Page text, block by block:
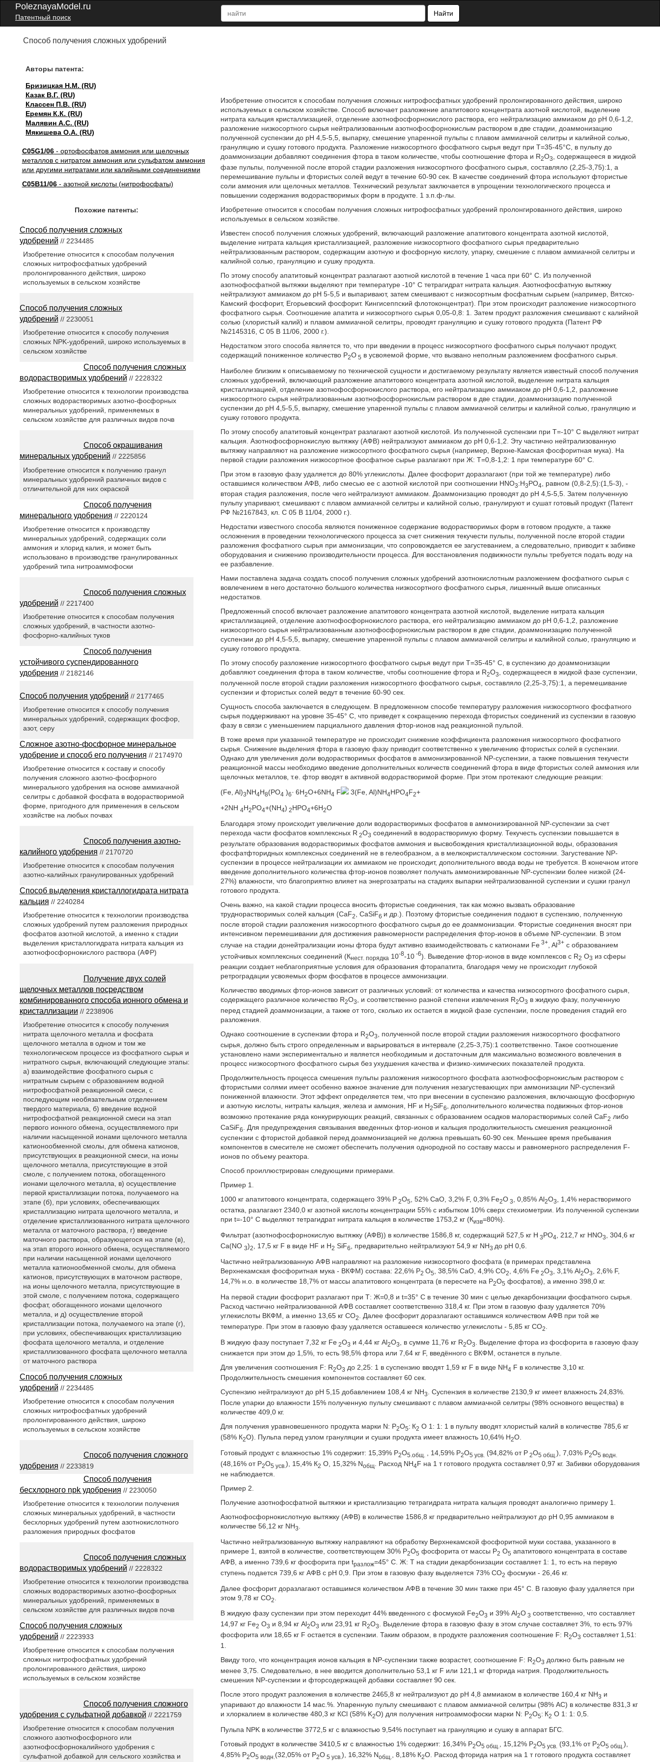
PoleznayaModel.ru
Патентный поиск
Найти
Способ получения сложных удобрений
Авторы патента:
Бризицкая Н.М. (RU)
Казак В.Г. (RU)
Классен П.В. (RU)
Еремян К.К. (RU)
Малявин А.С. (RU)
Мякишева О.А. (RU)
C05G1/06- ортофосфатов аммония или щелочных
металлов с нитратом аммония или сульфатом аммония
или другими нитратами или калийными соединениями
C05B11/06- азотной кислоты (нитрофосфаты)
Изобретение относится к способам получения сложных нитрофосфатных удобрений пролонгированного действия, широко
используемых в сельском хозяйстве. Способ включает разложение апатитового концентрата азотной кислотой, выделение
нитрата кальция кристаллизацией, отделение азотнофосфорнокислого раствора, его нейтрализацию аммиаком до рН 0,6-1,2,
разложение низкосортного сырья нейтрализованным азотнофосфорнокислым раствором в две стадии, доаммонизацию
полученной суспензии до рН 4,5-5,5, выпарку, смешение упаренной пульпы с плавом аммиачной селитры и калийной солью,
грануляцию и сушку готового продукта. Разложение низкосортного фосфатного сырья ведут при Т=35-45°С, в пульпу до
доаммонизации добавляют соединения фтора в таком количестве, чтобы соотношение фтора и R2О3
, содержащееся в жидкой
фазе пульпы, полученной после второй стадии разложения низкосортного фосфатного сырья, составляло (2,25-3,75):1, а
перемешивание пульпы и фтористых солей ведут в течение 60-90 сек. В качестве соединений фтора используют фтористые
соли аммония или щелочных металлов. Технический результат заключается в упрощении технологического процесса и
повышении содержания водорастворимых форм в продукте. 1 з.п.ф-лы.
Изобретение относится к способам получения сложных нитрофосфатных удобрений пролонгированного действия, широко
используемых в сельском хозяйстве.
Известен способ получения сложных удобрений, включающий разложение апатитового концентрата азотной кислотой,
выделение нитрата кальция кристаллизацией, разложение низкосортного фосфатного сырья предварительно
нейтрализованным раствором, содержащим азотную и фосфорную кислоту, упарку, смешение с плавом аммиачной селитры и
калийной солью, грануляцию и сушку продукта.
По этому способу апатитовый концентрат разлагают азотной кислотой в течение 1 часа при 60° С. Из полученной
азотнофосфатной вытяжки выделяют при температуре -10° С тетрагидрат нитрата кальция. Азотнофосфатную вытяжку
нейтрализуют аммиаком до рН 5-5,5 и выпаривают, затем смешивают с низкосортным фосфатным сырьем (например, Вятско-
Камский фосфорит, Егорьевский фосфорит. Кингисеппский флотоконцентрат). При этом происходит разложение низкосортного
фосфатного сырья. Соотношение апатита и низкосортного сырья 0,05-0,8: 1. Затем продукт разложения смешивают с калийной
солью (хлористый калий) и плавом аммиачной селитры, проводят грануляцию и сушку готового продукта (Патент РФ
№2145316, С 05 В 11/06, 2000 г.).
Недостатком этого способа является то, что при введении в процесс низкосортного фосфатного сырья получают продукт,
содержащий пониженное количество Р2О 5 в усвояемой форме, что вызвано неполным разложением фосфатного сырья.
Наиболее близким к описываемому по технической сущности и достигаемому результату является известный способ получения
сложных удобрений, включающий разложение апатитового концентрата азотной кислотой, выделение нитрата кальция
кристаллизацией, отделение азотнофосфорнокислого раствора, его нейтрализацию аммиаком до рН 0,6-1,2, разложение
низкосортного сырья нейтрализованным азотнофосфорнокислым раствором в две стадии, доаммонизацию полученной
суспензии до рН 4,5-5,5, выпарку, смешение упаренной пульпы с плавом аммиачной селитры и калийной солью, грануляцию и
сушку готового продукта.
По этому способу апатитовый концентрат разлагают азотной кислотой. Из полученной суспензии при Т=-10° С выделяют нитрат
кальция. Азотнофосфорнокислую вытяжку (АФВ) нейтрализуют аммиаком до рН 0,6-1,2. Эту частично нейтрализованную
вытяжку направляют на разложение низкосортного фосфатного сырья (например, Верхне-Камская фосфоритная мука). На
первой стадии разложения низкосортное фосфатное сырье разлагают при Ж: Т=0,8-1,2: 1 при температуре 60° С.
При этом в газовую фазу удаляется до 80% углекислоты. Далее фосфорит доразлагают (при той же температуре) либо
оставшимся количеством АФВ, либо смесью ее с азотной кислотой при соотношении НNO3:Н3РO4
, равном (0,8-2,5):(1,5-3), -
вторая стадия разложения, после чего нейтрализуют аммиаком. Доаммонизацию проводят до рН 4,5-5,5. Затем полученную
пульпу упаривают, смешивают с плавом аммиачной селитры и калийной солью, гранулируют и сушат готовый продукт (Патент
РФ №2167843, кл. С 05 В 11/04, 2000 г.).
Недостатки известного способа являются пониженное содержание водорастворимых форм в готовом продукте, а также
осложнения в проведении технологического процесса за счет снижения текучести пульпы, полученной после второй стадии
разложения фосфатного сырья при аммонизации, что сопровождается ее загустеванием, а следовательно, приводит к забивке
оборудования и снижению производительности процесса. Для восстановления подвижности пульпы требуется подать воду на
ее разбавление.
Нами поставлена задача создать способ получения сложных удобрений азотнокислотным разложением фосфатного сырья с
вовлечением в него достаточно большого количества низкосортного фосфатного сырья, лишенный выше описанных
недостатков.
Предложенный способ включает разложение апатитового концентрата азотной кислотой, выделение нитрата кальция
кристаллизацией, отделение азотнофосфорнокислого раствора, его нейтрализацию аммиаком до рН 0,6-1,2, разложение
низкосортного сырья нейтрализованным азотнофосфорнокислым раствором в две стадии, доаммонизацию полученной
суспензии до рН 4,5-5,5, выпарку, смешение упаренной пульпы с плавом аммиачной селитры и калийной солью, грануляцию и
сушку готового продукта.
По этому способу разложение низкосортного фосфатного сырья ведут при Т=35-45° С, в суспензию до доаммонизации
добавляют соединения фтора в таком количестве, чтобы соотношение фтора и R2О3, содержащееся в жидкой фазе суспензии,
полученной после второй стадии разложения низкосортного фосфатного сырья, составляло (2,25-3,75):1, а перемешивание
суспензии и фтористых солей ведут в течение 60-90 сек.
Сущность способа заключается в следующем. В предложенном способе температуру разложения низкосортного фосфатного
сырья поддерживают на уровне 35-45° С, что приведет к сокращению перехода фтористых соединений из суспензии в газовую
фазу в связи с уменьшением парциального давления фтор-ионов над реакционной пульпой.
В тоже время при указанной температуре не происходит снижение коэффициента разложения низкосортного фосфатного
сырья. Снижение выделения фтора в газовую фазу приводит соответственно к увеличению фтористых солей в суспензии.
Однако для увеличения доли водорастворимых фосфатов в аммонизированной NP-суспензии, а также повышения текучести
реакционной массы необходимо введение дополнительных количеств соединений фтора в виде фтористых солей аммония или
щелочных металлов, т.е. фтор вводят в активной водорастворимой форме. При этом протекают следующие реакции:
(Fe, Al)3NH4H8(PO4 )6· 6H2O+6NH4 F 3(Fe, Al)NH4HPO4F2+
+2NH 4H2PO4+(NH4) 2HPO4+6H2O
Благодаря этому происходит увеличение доли водорастворимых фосфатов в аммонизированной NP-суспензии за счет
перехода части фосфатов комплексных R 2O3 соединений в водорастворимую форму. Текучесть суспензии повышается в
результате образования водорастворимых фосфатов аммония и высвобождения кристаллизационной воды, образования
фосфатфторидных комплексных соединений не в гелеобразном, а в мелкокристаллическом состоянии. Загустевание NP-
суспензии в процессе нейтрализации их аммиаком не происходит, дополнительного ввода воды не требуется. В конечном итоге
введение дополнительного количества фтор-ионов позволяет получать аммонизированные NP-суспензии более низкой (24-
27%) влажности, что благоприятно влияет на энергозатраты на стадиях выпарки нейтрализованной суспензии и сушки гранул
готового продукта.
Очень важно, на какой стадии процесса вносить фтористые соединения, так как можно вызвать образование
труднорастворимых солей кальция (CaF2 , СаSiF6 и др.). Поэтому фтористые соединения подают в суспензию, полученную
после второй стадии разложения низкосортного фосфатного сырья до ее доаммонизации. Фтористые соединения вносят при
интенсивном перемешивании для достижения равномерности распределения фтор-ионов в объеме NP-суспензии. В этом
случае на стадии донейтрализации ионы фтора будут активно взаимодействовать с катионами Fe 3+ , Al3+ с образованием
устойчивых комплексных соединений (Кнест. порядка 10-8-10 -6). Выведение фтор-ионов в виде комплексов с R2 О3 из сферы
реакции создает неблагоприятные условия для образования фторапатита, благодаря чему не происходит глубокой
ретроградации усвояемых форм фосфатов в процессе аммонизации.
Количество вводимых фтор-ионов зависит от различных условий: от количества и качества низкосортного фосфатного сырья,
содержащего различное количество R2О3, и соответственно разной степени извлечения R2О3 в жидкую фазу, полученную
перед стадией доаммонизации, а также от того, сколько их остается в жидкой фазе суспензии, после проведения стадий его
разложения.
Однако соотношение в суспензии фтора и R2О3, полученной после второй стадии разложения низкосортного фосфатного
сырья, должно быть строго определенным и варьироваться в интервале (2,25-3,75):1 соответственно. Такое соотношение
установлено нами экспериментально и является необходимым и достаточным для максимально возможного вовлечения в
процесс низкосортного фосфатного сырья без ухудшения качества и физико-химических показателей продукта.
Продолжительность процесса смешения пульпы разложения низкосортного фосфата азотнофосфорнокислым раствором с
фтористыми солями имеет особенно важное значение для получения незагустевающих при аммонизации NP-суспензий
пониженной влажности. Этот эффект определяется тем, что при внесении в суспензию разложения, включающую фосфорную
и азотную кислоты, нитраты кальция, железа и аммония, HF и H2SiF6
, дополнительного количества подвижных фтор-ионов
возможно протекание ряда конкурирующих реакций, связанных с образованием осадков малорастворимых солей CaF2 либо
CaSiF6
. Для предупреждения связывания введенных фтор-ионов и кальция продолжительность смешения реакционной
суспензии с фтористой добавкой перед доаммонизацией не должна превышать 60-90 сек. Меньшее время пребывания
компонентов в смесителе не сможет обеспечить получения однородной по составу массы и равномерного распределения F-
ионов по объему реактора.
Способ проиллюстрирован следующими примерами.
Пример 1.
1000 кг апатитового концентрата, содержащего 39% Р 2О5, 52% СаО, 3,2% F, 0,3% Fе2O 3, 0,85% Аl2O3, 1,4% нерастворимого
остатка, разлагают 2340,0 кг азотной кислоты концентрации 55% с избытком 10% сверх стехиометрии. Из полученной суспензии
при t=-10° С выделяют тетрагидрат нитрата кальция в количестве 1753,2 кг (Кизв=80%).
Фильтрат (азотнофосфорнокислую вытяжку (АФВ)) в количестве 1586,8 кг, содержащий 527,5 кг Н 3РO4 , 212,7 кг НNО3
, 304,6 кг
Са(NО3)2 , 17,5 кг F в виде HF и H2 SiF6 , предварительно нейтрализуют 54,9 кг NН3до рН 0,6.
Частично нейтрализованную АФВ направляют на разложение низкосортного фосфата (в примерах представлена
Верхнекамская фосфоритная мука - ВКФМ) состава: 22,6% Р2O5 , 38,5% СаО, 4,9% СO2 , 4,6% Fe 2О3 , 3,1% Аl2О3
, 2,6% F,
14,7% н.о. в количестве 18,7% от массы апатитового концентрата (в пересчете на Р2O5 фосфатов), а именно 398,0 кг.
На первой стадии фосфорит разлагают при Т: Ж=0,8 и t=35° С в течение 30 мин с целью декарбонизации фосфатного сырья.
Расход частично нейтрализованной АФВ составляет соответственно 318,4 кг. При этом в газовую фазу удаляется 70%
углекислоты ВКФМ, а именно 13,65 кг СO2. Далее фосфорит доразлагают оставшимся количеством АФВ при той же
температуре. При этом в газовую фазу удаляется оставшееся количество углекислоты - 5,85 кг СО2
В жидкую фазу поступает 7,32 кг Fе 2О3 и 4,44 кг Аl2О3 , в сумме 11,76 кг R2О3
. Выделение фтора из фосфорита в газовую фазу
снижается при этом до 1,5%, то есть 98,5% фтора или 7,64 кг F, введённого с ВКФМ, останется в пульпе.
Для увеличения соотношения F: R2О3 до 2,25: 1 в суспензию вводят 1,59 кг F в виде NH4 F в количестве 3,10 кг.
Продолжительность смешения компонентов составляет 60 сек.
Суспензию нейтрализуют до рН 5,15 добавлением 108,4 кг NН3. Суспензия в количестве 2130,9 кг имеет влажность 24,83%.
После упарки до влажности 15% полученную пульпу смешивают с плавом аммиачной селитры (98% основного вещества) в
количестве 409,0 кг.
Для получения уравновешенного продукта марки N: Р2O5: К2 О 1: 1: 1 в пульпу вводят хлористый калий в количестве 785,6 кг
(58% К2О). Пульпа перед узлом грануляции и сушки продукта имеет влажность 10,64% Н2О.
Готовый продукт с влажностью 1% содержит: 15,39% Р2О5.общ. , 14,59% P2O5 усв. (94,82% от Р 2О5 общ.), 7,03% Р2О5 водн.
(48,16% от Р2О5 усв. ), 15,4% К2 О, 15,32% Nобщ . Расход NH4F на 1 т готового продукта составляет 0,97 кг. Забивки оборудования
не наблюдается.
Пример 2.
Получение азотнофосфатной вытяжки и кристаллизацию тетрагидрата нитрата кальция проводят аналогично примеру 1.
Азотнофосфорнокислотную вытяжку (АФВ) в количестве 1586,8 кг предварительно нейтрализуют до рН 0,95 аммиаком в
количестве 56,12 кг NН3.
Частично нейтрализованную вытяжку направляют на обработку Верхнекамской фосфоритной муки состава, указанного в
примере 1, взятой в количестве, соответствующем 30% Р2O5 фосфорита от массы Р2 O5 апатитового концентрата в составе
АФВ, а именно 739,6 кг фосфорита при tразлож=45° С. Ж: Т на стадии декарбонизации составляет 1: 1, то есть на первую
ступень подается 739,6 кг АФВ с рН 0,9. При этом в газовую фазу выделяется 73% СО2 фосмуки - 26,46 кг.
Далее фосфорит доразлагают оставшимся количеством АФВ в течение 30 мин также при 45° С. В газовую фазу удаляется при
этом 9,78 кг СО2
В жидкую фазу суспензии при этом переходит 44% введенного с фосмукой Fе2O3 и 39% Аl2O 3 соответственно, что составляет
14,97 кг Fе2 O3 и 8,94 кг Аl2O3 или 23,91 кг R2O3. Выделение фтора в газовую фазу в этом случае составляет 3%, то есть 97%
фосфорита или 18,65 кг F остается в суспензии. Таким образом, в продукте разложения соотношение F: R2О3 составляет 1,51:
1.
Ввиду того, что концентрация ионов кальция в NP-суспензии также возрастет, соотношение F: R2О3 должно быть равным не
менее 3,75. Следовательно, в нее вводится дополнительно 53,1 кг F или 121,1 кг фторида натрия. Продолжительность
смешения NP-суспензии и фторсодержащей добавки составляет 90 сек.
После этого продукт разложения в количестве 2465,8 кг нейтрализуют до рН 4,8 аммиаком в количестве 160,4 кг NН3 и
упаривают до влажности 14 мас.%. Упаренную пульпу смешивают с плавом аммиачной селитры (98% АС) в количестве 831,3 кг
и хлоркалием в количестве 480,3 кг КСl (58% K2O) для получения нитроаммофоски марки N: Р2O5: К2 O 1: 1: 0,5.
Пульпа NPK в количестве 3772,5 кг с влажностью 9,54% поступает на грануляцию и сушку в аппарат БГС.
Готовый продукт в количестве 3410,5 кг с влажностью 1% содержит: 16,34% Р2O5 общ. , 15,12% Р2О5 усв. (93,1% от Р2О5 общ.),
4,85% Р2О5 водн. (32,05% от P2O 5 усв.), 16,32% Nобщ. , 8,18% К2О. Расход фторида натрия на 1 т готового продукта составляет
Похожие патенты:
Способ получения сложных
удобрений // 2234485
Изобретение относится к способам получения
сложных нитрофосфатных удобрений
пролонгированного действия, широко
используемых в сельском хозяйстве
Способ получения сложных
удобрений // 2230051
Изобретение относится к способу получения
сложных NPK-удобрений, широко используемых в
сельском хозяйстве
Способ получения сложных
водорастворимых удобрений // 2228322
Изобретение относится к технологии производства
сложных водорастворимых азотно-фосфорных
минеральных удобрений, применяемых в
сельском хозяйстве для различных видов почв
Способ окрашивания
минеральных удобрений // 2225856
Изобретение относится к получению гранул
минеральных удобрений различных видов с
отличительной для них окраской
Способ получения
минерального удобрения // 2220124
Изобретение относится к производству
минеральных удобрений, содержащих соли
аммония и хлорид калия, и может быть
использовано в производстве гранулированных
удобрений типа нитроаммофоски
Способ получения сложных
удобрений // 2217400
Изобретение относится к способам получения
сложных удобрений, в частности азотно-
фосфорно-калийных туков
Способ получения
устойчивого суспендированного
удобрения // 2182146
Способ получения удобрений // 2177465
Изобретение относится к способу получения
минеральных удобрений, содержащих фосфор,
азот, серу
Сложное азотно-фосфорное минеральное
удобрение и способ его получения // 2174970
Изобретение относится к составу и способу
получения сложного азотно-фосфорного
минерального удобрения на основе аммиачной
селитры с добавкой фосфата в водорастворимой
форме, пригодного для применения в сельском
хозяйстве на любых почвах
Способ получения азотно-
калийного удобрения // 2170720
Изобретение относится к способам получения
азотно-калийных гранулированных удобрений
Способ выделения кристаллогидрата нитрата
кальция // 2240284
Изобретение относится к технологии производства
сложных удобрений путем разложения природных
фосфатов азотной кислотой, а именно к стадии
выделения кристаллогидрата нитрата кальция из
азотнофосфорнокислого раствора (АФР)
Получение двух солей
щелочных металлов посредством
комбинированного способа ионного обмена и
кристаллизации // 2238906
Изобретение относится к способу получения
нитрата щелочного металла и фосфата
щелочного металла в одном и том же
технологическом процессе из фосфатного сырья и
нитратного сырья, включающий следующие этапы:
а) взаимодействие фосфатного сырья с
нитратным сырьем с образованием водной
нитрофосфатной реакционной смеси, с
последующим необязательным отделением
твердого материала, б) введение водной
нитрофосфатной реакционной смеси на этап
первого ионного обмена, осуществляемого при
наличии насыщенной ионами щелочного металла
катионообменной смолы, для обмена катионов,
присутствующих в реакционной смеси, на ионы
щелочного металла, присутствующие в этой
смоле, с получением потока, обогащенного
ионами щелочного металла, в) осуществление
первой кристаллизации потока, получаемого на
этапе (б), при условиях, обеспечивающих
кристаллизацию нитрата щелочного металла, и
отделение кристаллизованного нитрата щелочного
металла от маточного раствора, г) введение
маточного раствора, образующегося на этапе (в),
на этап второго ионного обмена, осуществляемого
при наличии насыщенной ионами щелочного
металла катионообменной смолы, для обмена
катионов, присутствующих в маточном растворе,
на ионы щелочного металла, присутствующие в
этой смоле, с получением потока, содержащего
фосфат, обогащенного ионами щелочного
металла, и д) осуществление второй
кристаллизации потока, получаемого на этапе (г),
при условиях, обеспечивающих кристаллизацию
фосфата щелочного металла, и отделение
кристаллизованного фосфата щелочного металла
от маточного раствора
Способ получения сложных
удобрений // 2234485
Изобретение относится к способам получения
сложных нитрофосфатных удобрений
пролонгированного действия, широко
используемых в сельском хозяйстве
Способ получения сложного
удобрения // 2233819
Способ получения
бесхлорного npk удобрения // 2230050
Изобретение относится к технологии получения
сложных минеральных удобрений, в частности
бесхлорных удобрений путем азотнокислотного
разложения природных фосфатов
Способ получения сложных
водорастворимых удобрений // 2228322
Изобретение относится к технологии производства
сложных водорастворимых азотно-фосфорных
минеральных удобрений, применяемых в
сельском хозяйстве для различных видов почв
Способ получения сложных
удобрений // 2223933
Изобретение относится к способам получения
сложных нитрофосфатных удобрений
пролонгированного действия, широко
используемых в сельском хозяйстве
Способ получения сложного
удобрения с сульфатной добавкой // 2221759
Изобретение относится к способам получения
сложного азотнофосфорного или
азотнофосфорнокалийного удобрения с
сульфатной добавкой для сельского хозяйства и